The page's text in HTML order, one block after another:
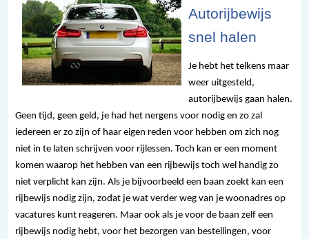
Autorijbewijs
snel halen
Je hebt het telkens maar
weer uitgesteld,
autorijbewijs gaan halen.
Geen tijd, geen geld, je had het nergens voor nodig en zo zal
iedereen er zo zijn of haar eigen reden voor hebben om zich nog
niet in te laten schrijven voor rijlessen. Toch kan er een moment
komen waarop het hebben van een rijbewijs toch wel handig zo
niet verplicht kan zijn. Als je bijvoorbeeld een baan zoekt kan een
rijbewijs nodig zijn, zodat je wat verder weg van je woonadres op
vacatures kunt reageren. Maar ook als je voor de baan zelf een
rijbewijs nodig hebt, voor het bezorgen van bestellingen, voor